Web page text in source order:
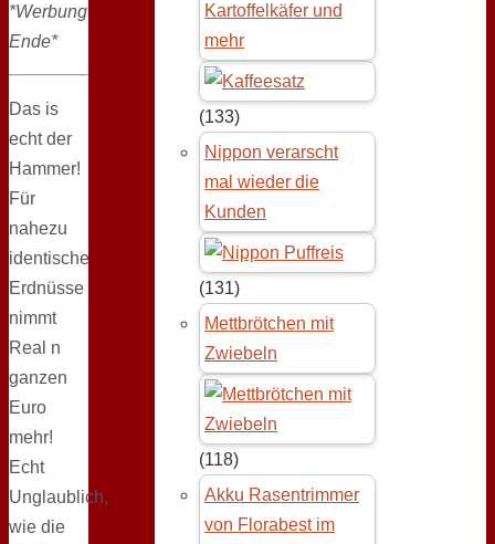
*Werbung
Ende*
Das is
echt der
Hammer!
Für
nahezu
identische
Erdnüsse
nimmt
Real n
ganzen
Euro
mehr!
Echt
Unglaublich,
wie die
Kartoffelkäfer und
mehr
(133)
Nippon verarscht
mal wieder die
Kunden
(131)
Mettbrötchen mit
Zwiebeln
(118)
Akku Rasentrimmer
von Florabest im